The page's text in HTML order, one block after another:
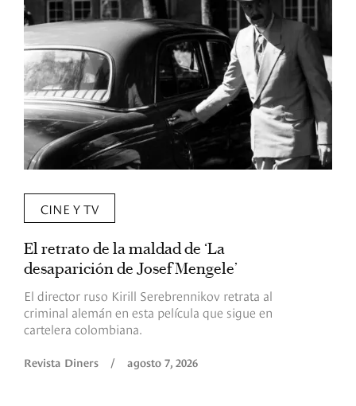
CINE Y TV
El retrato de la maldad de ‘La
desaparición de Josef Mengele’
El director ruso Kirill Serebrennikov retrata al
criminal alemán en esta película que sigue en
cartelera colombiana.
Revista Diners / agosto 7, 2026